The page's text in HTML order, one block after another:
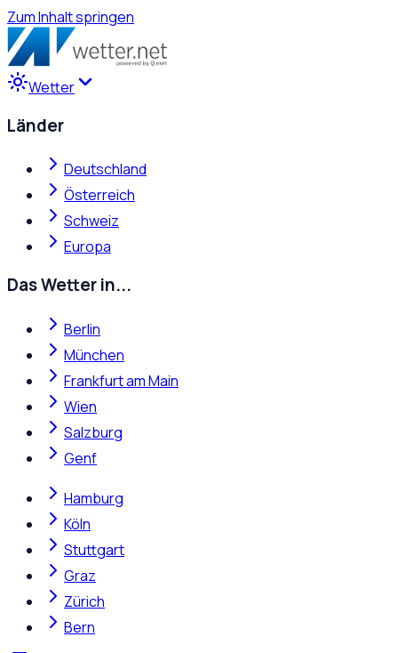
Zum Inhalt springen
Wetter
Länder
Deutschland
Österreich
Schweiz
Europa
Das Wetter in...
Berlin
München
Frankfurt am Main
Wien
Salzburg
Genf
Hamburg
Köln
Stuttgart
Graz
Zürich
Bern